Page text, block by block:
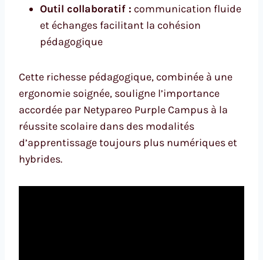
Outil collaboratif : communication fluide
et échanges facilitant la cohésion
pédagogique
Cette richesse pédagogique, combinée à une
ergonomie soignée, souligne l’importance
accordée par Netypareo Purple Campus à la
réussite scolaire dans des modalités
d’apprentissage toujours plus numériques et
hybrides.